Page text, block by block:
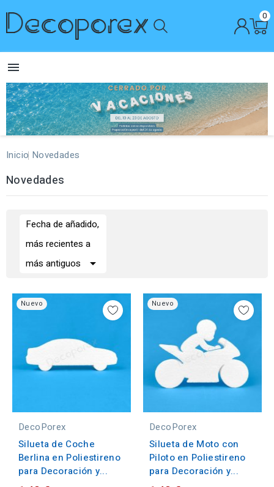
0

Inicio Novedades
Novedades
Fecha de añadido,
más recientes a
más antiguos

Nuevo
DecoPorex
Silueta de Coche
Berlina en Poliestireno
para Decoración y...
Nuevo
DecoPorex
Silueta de Moto con
Piloto en Poliestireno
para Decoración y...